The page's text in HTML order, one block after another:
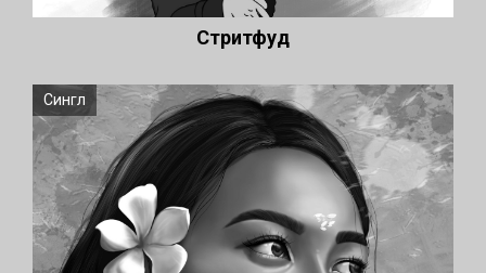
Стритфуд
Сингл